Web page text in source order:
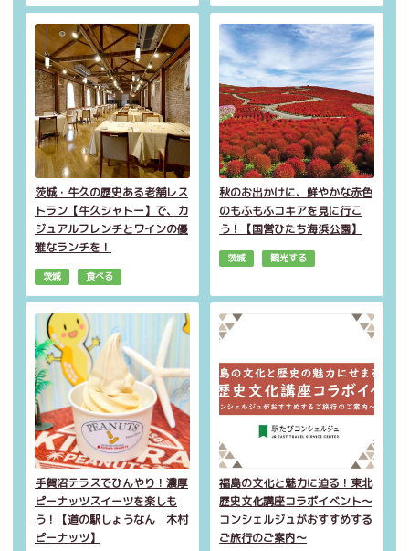
茨城・牛久の歴史ある老舗レス
トラン【牛久シャトー】で、カ
ジュアルフレンチとワインの優
雅なランチを！
茨城 食べる
秋のお出かけに、鮮やかな赤色
のもふもふコキアを見に行こ
う！【国営ひたち海浜公園】
茨城 観光する
手賀沼テラスでひんやり！濃厚
ピーナッツスイーツを楽しも
う！【道の駅しょうなん 木村
ピーナッツ】
福島の文化と魅力に迫る！東北
歴史文化講座コラボイベント～
コンシェルジュがおすすめする
ご旅行のご案内～